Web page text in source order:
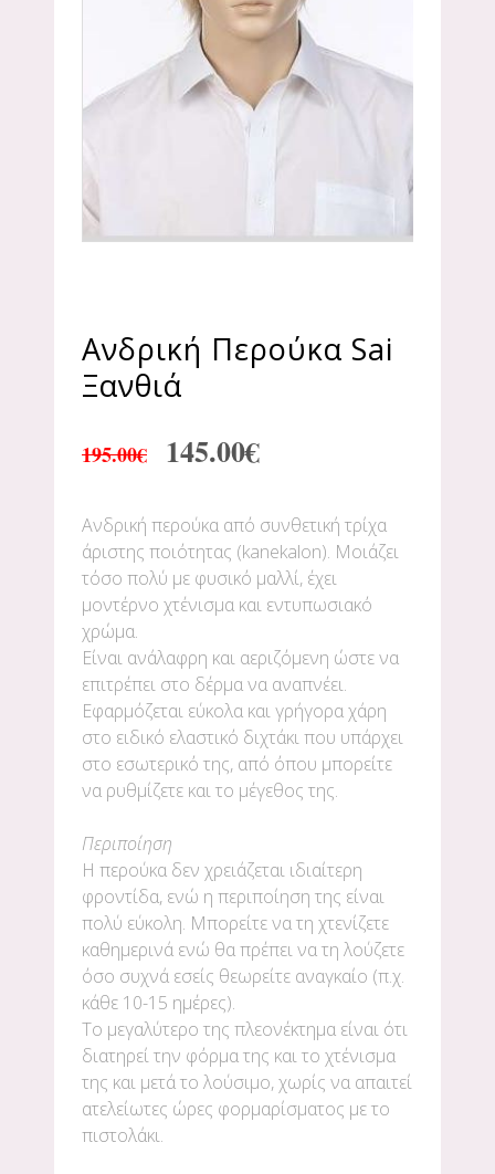
Ανδρική Περούκα Sai
Ξανθιά
195.00€ 145.00€
Ανδρική περούκα από συνθετική τρίχα
άριστης ποιότητας (kanekalon). Μοιάζει
τόσο πολύ με φυσικό μαλλί, έχει
μοντέρνο χτένισμα και εντυπωσιακό
χρώμα.
Είναι ανάλαφρη και αεριζόμενη ώστε να
επιτρέπει στο δέρμα να αναπνέει.
Εφαρμόζεται εύκολα και γρήγορα χάρη
στο ειδικό ελαστικό διχτάκι που υπάρχει
στο εσωτερικό της, από όπου μπορείτε
να ρυθμίζετε και το μέγεθος της.
Περιποίηση
Η περούκα δεν χρειάζεται ιδιαίτερη
φροντίδα, ενώ η περιποίηση της είναι
πολύ εύκολη. Μπορείτε να τη χτενίζετε
καθημερινά ενώ θα πρέπει να τη λούζετε
όσο συχνά εσείς θεωρείτε αναγκαίο (π.χ.
κάθε 10-15 ημέρες).
Το μεγαλύτερο της πλεονέκτημα είναι ότι
διατηρεί την φόρμα της και το χτένισμα
της και μετά το λούσιμο, χωρίς να απαιτεί
ατελείωτες ώρες φορμαρίσματος με το
πιστολάκι.